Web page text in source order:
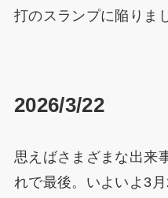
打のスランプに陥りま
2026/3/22
思えばさまざまな出来
れで最後。いよいよ3